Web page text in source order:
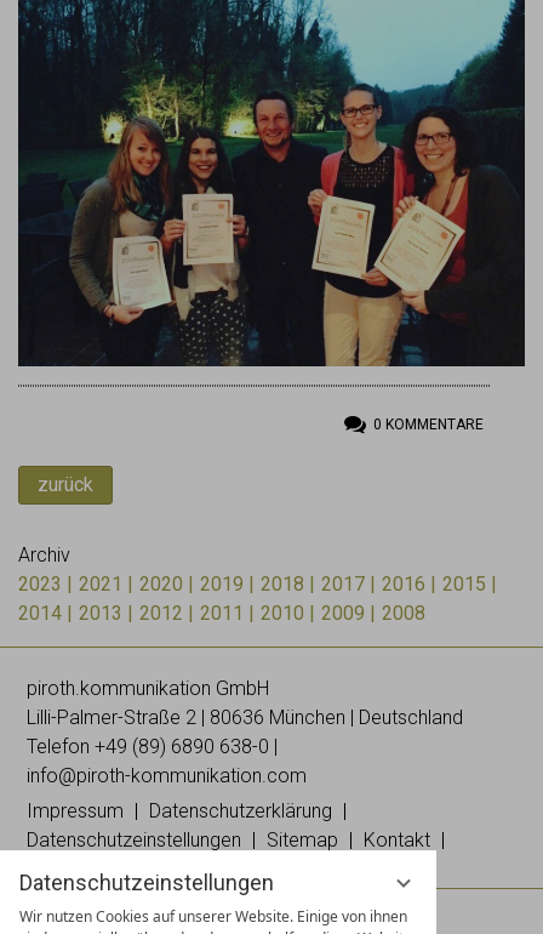
Datenschutzeinstellungen
Wir nutzen Cookies auf unserer Website. Einige von ihnen
0 KOMMENTARE
zurück
Archiv
2023
2021 2020 2019 2018 2017 2016
2015
2014
2013 2012 2011 2010 2009 2008
piroth.kommunikation GmbH
Lilli-Palmer-Straße 2 | 80636 München | Deutschland
Telefon +49 (89) 6890 638-0 |
info@piroth-kommunikation.com
Impressum
Datenschutzerklärung
Datenschutzeinstellungen
Sitemap Kontakt